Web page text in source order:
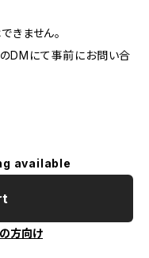
きません。
DMにて事前にお問い合
available
方向け